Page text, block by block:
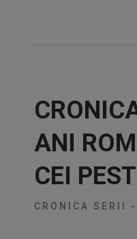
ANI
CEI
CRONICA SERII -